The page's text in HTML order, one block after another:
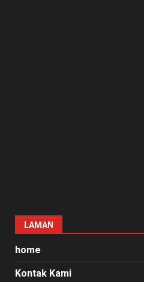
LAMAN
home
Kontak Kami